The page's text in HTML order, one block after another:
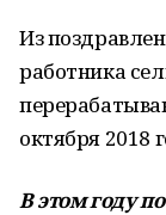
Из
работника
октября 2018
В этом году